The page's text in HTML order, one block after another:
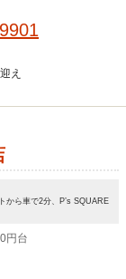
え
から車で2分、P’s SQUARE
円台